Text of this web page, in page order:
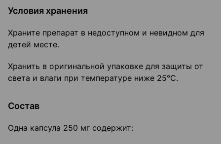
Условия хранения
Храните препарат в недоступном и невидном для
детей месте.
Хранить в оригинальной упаковке для защиты от
света и влаги при температуре ниже 25°C.
Состав
Одна капсула 250 мг содержит: